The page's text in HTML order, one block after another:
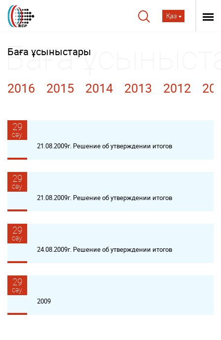
Қаз
Баға ұсыныстары
2016 2015 2014 2013 2012
29
сәу.
21.08.2009г. Решение об утверждении итогов
29
сәу.
21.08.2009г. Решение об утверждении итогов
29
сәу.
24.08.2009г. Решение об утверждении итогов
29
сәу.
2009